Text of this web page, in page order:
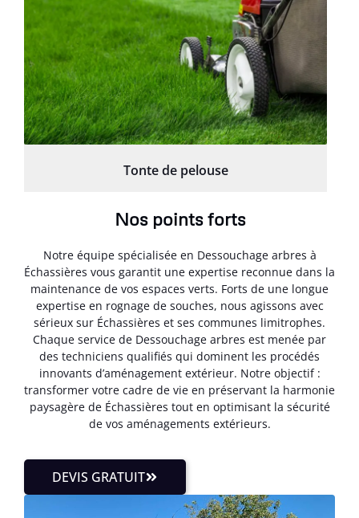
Tonte de pelouse
Nos points forts
Notre équipe spécialisée en Dessouchage arbres à
Échassières vous garantit une expertise reconnue dans la
maintenance de vos espaces verts. Forts de une longue
expertise en rognage de souches, nous agissons avec
sérieux sur Échassières et ses communes limitrophes.
Chaque service de Dessouchage arbres est menée par
des techniciens qualifiés qui dominent les procédés
innovants d’aménagement extérieur. Notre objectif :
transformer votre cadre de vie en préservant la harmonie
paysagère de Échassières tout en optimisant la sécurité
de vos aménagements extérieurs.
DEVIS GRATUIT